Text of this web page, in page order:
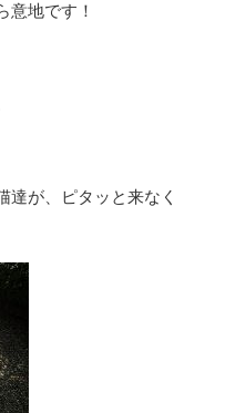
意地です！
達が、ピタッと来なく